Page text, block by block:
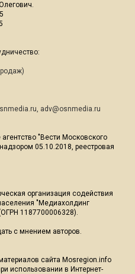
, adv@osnmedia.ru
"Вести Московского
05.10.2018, реестровая
организация содействия
"Медиахолдинг
1187700006328).
с мнением авторов.
сайта Mosregion.info
использовании в Интернет-